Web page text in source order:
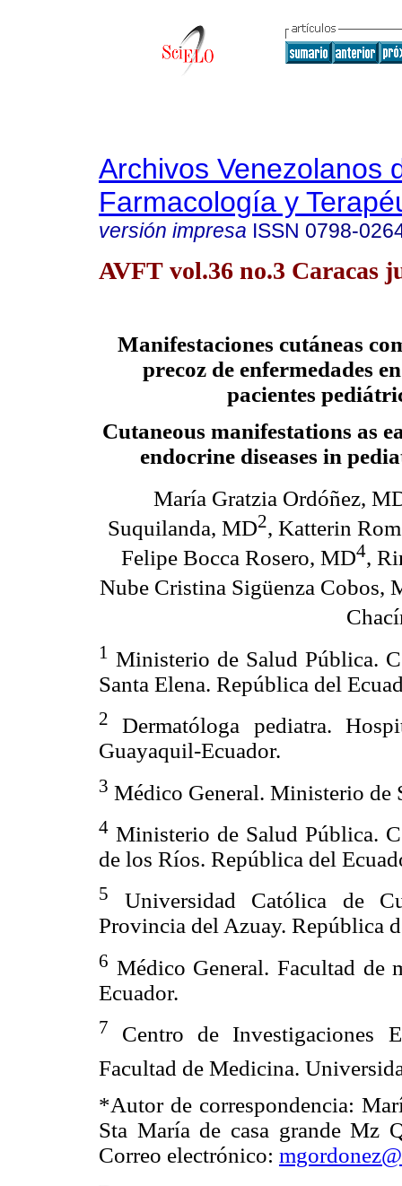
Archivos Venezolanos
Farmacología y
versión impresa ISSN 0798-
AVFT vol.36 no.3 Caracas
Manifestaciones cutáneas
precoz de enfermedades
pacientes
Cutaneous manifestations as
endocrine diseases in
María Gratzia Ordóñez,
Suquilanda, MD2, Katterin
Felipe Bocca Rosero, MD4,
Nube Cristina Sigüenza Cobos,
1 Ministerio de Salud Pública.
Santa Elena. República del
2
Dermatóloga pediatra.
Guayaquil-Ecuador.
3 Médico General. Ministerio de
4 Ministerio de Salud Pública.
de los Ríos. República del
5
Universidad Católica de
Provincia del Azuay. República
6 Médico General. Facultad de
Ecuador.
7
Centro de Investigaciones
Facultad de Medicina.
*Autor de correspondencia:
Sta María de casa grande Mz
Correo electrónico: